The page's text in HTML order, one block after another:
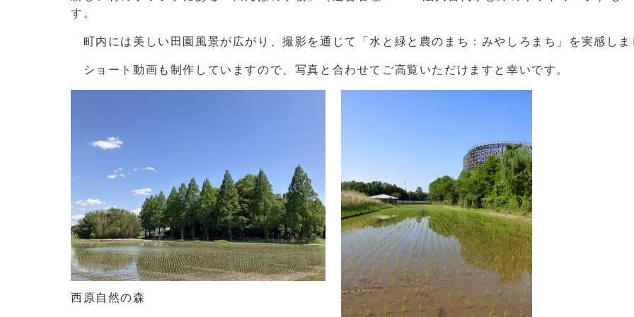
す。
町内には美しい田園風景が広がり、撮影を通じて「水と緑と農のまち：みやしろまち」を実感しま
ショート動画も制作していますので、写真と合わせてご高覧いただけますと幸いです。
西原自然の森